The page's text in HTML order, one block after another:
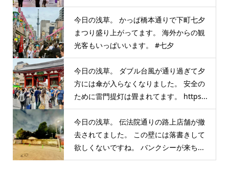
今日の浅草。 かっぱ橋本通りで下町七夕
まつり盛り上がってます。 海外からの観
光客もいっぱいいます。 #七夕
今日の浅草。 ダブル台風が通り過ぎて夕
方には傘が入らなくなりました。 安全の
ために雷門提灯は畳まれてます。 https...
今日の浅草。 伝法院通りの路上店舗が撤
去されてました。 この壁には落書きして
欲しくないですね。 バンクシーが来ち...